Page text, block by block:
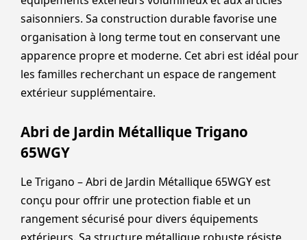
saisonniers. Sa construction durable favorise une
organisation à long terme tout en conservant une
apparence propre et moderne. Cet abri est idéal pour
les familles recherchant un espace de rangement
extérieur supplémentaire.
Abri de Jardin Métallique Trigano
65WGY
Le Trigano – Abri de Jardin Métallique 65WGY est
conçu pour offrir une protection fiable et un
rangement sécurisé pour divers équipements